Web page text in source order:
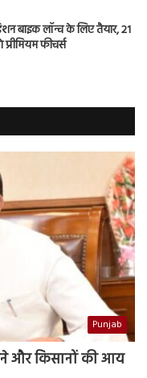
बाइक लॉन्च के लिए तैयार, 21
फीचर्स
Punjab
और किसानों की आय